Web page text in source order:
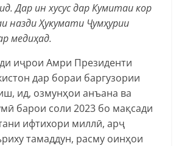
Дар ин хусус дар Кумитаи кор
назди Ҳукумати Ҷумҳурии
медиҳад.
иҷрои Амри Президенти
дар бораи баргузории
ид, озмунҳои анъана ва
барои соли 2023 бо мақсади
ифтихори миллӣ, арҷ
тамаддун, расму оинҳои